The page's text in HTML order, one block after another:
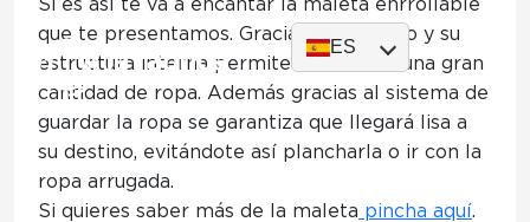
ES
Maleta Enrrollable, un proyecto de Víctor
Si es así te va a encantar la maleta enrrollable
que te presentamos. Gracias a su diseño y su
estructura interna permite almacenar una gran
cantidad de ropa. Además gracias al sistema de
guardar la ropa se garantiza que llegará lisa a
su destino, evitándote así plancharla o ir con la
ropa arrugada.
Si quieres saber más de la maleta pincha aquí.